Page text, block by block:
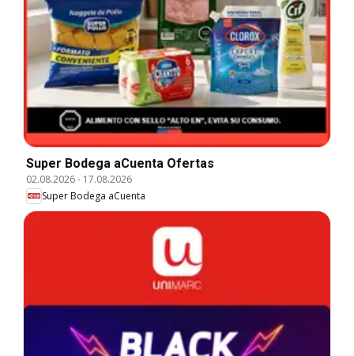
Super Bodega aCuenta Ofertas
02.08.2026- 17.08.2026
Super Bodega aCuenta